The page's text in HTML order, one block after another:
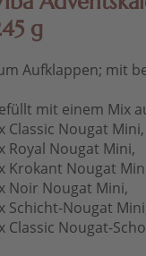
g
Aufklappen; mit
mit einem Mix
Classic Nougat Mini,
Royal Nougat Mini,
Krokant Nougat
Noir Nougat Mini,
Schicht-Nougat
Classic Nougat-